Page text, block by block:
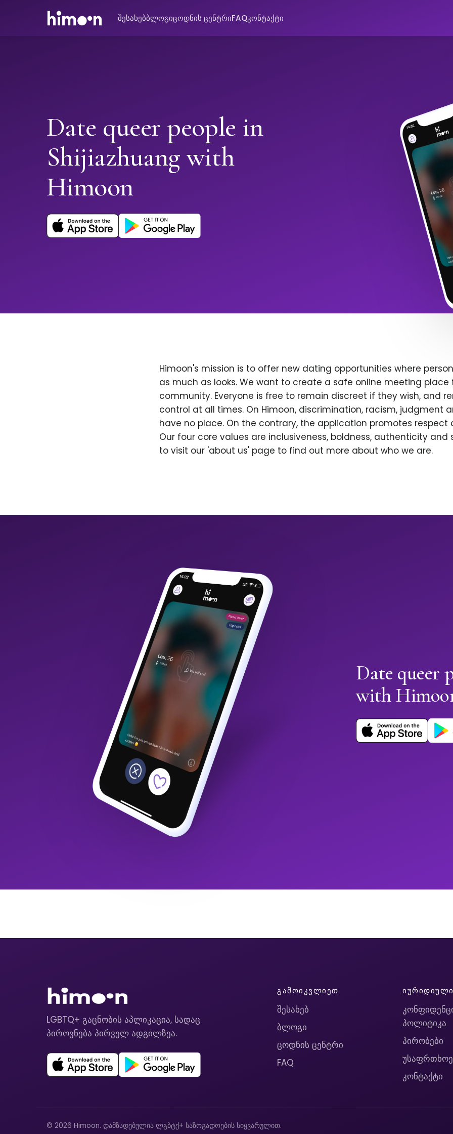
შესახებბლოგიცოდნის ცენტრიFAQკონტაქტი
Date queer people in
Shijiazhuang with
Himoon
Himoon's mission is to offer new dating opportunities where
as much as looks. We want to create a safe online meeting place
community. Everyone is free to remain discreet if they wish, and
control at all times. On Himoon, discrimination, racism, judgment
have no place. On the contrary, the application promotes respect
Our four core values are inclusiveness, boldness, authenticity and
to visit our 'about us' page to find out more about who we are.
Date queer
with
LGBTQ+ გაცნობის აპლიკაცია, სადაც
პიროვნება პირველ ადგილზეა.
ᲒᲐᲛᲝᲘᲙᲕᲚᲘᲔᲗ
შესახებ
ბლოგი
ცოდნის ცენტრი
FAQ
პოლიტიკა
პირობები
კონტაქტი
© 2026 Himoon. დამზადებულია ლგბტქ+ საზოგადოების სიყვარულით.